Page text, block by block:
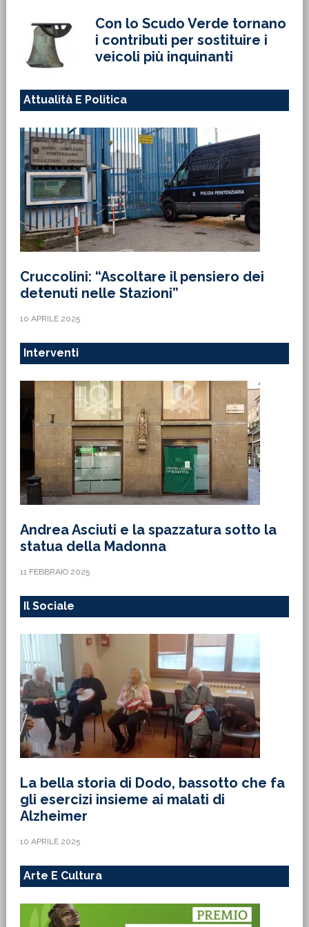
Con lo Scudo Verde tornano
i contributi per sostituire i
veicoli più inquinanti
Attualità E Politica
Cruccolini: “Ascoltare il pensiero dei
detenuti nelle Stazioni”
10 APRILE 2025
Interventi
Andrea Asciuti e la spazzatura sotto la
statua della Madonna
11 FEBBRAIO 2025
Il Sociale
La bella storia di Dodo, bassotto che fa
gli esercizi insieme ai malati di
Alzheimer
10 APRILE 2025
Arte E Cultura